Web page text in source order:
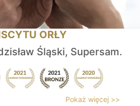
ORŁY
Śląski, Supersam.
Pokaż więcej >>